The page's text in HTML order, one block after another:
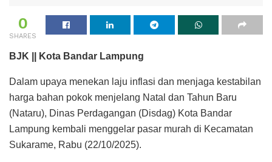
0
SHARES
BJK || Kota Bandar Lampung
Dalam upaya menekan laju inflasi dan menjaga kestabilan
harga bahan pokok menjelang Natal dan Tahun Baru
(Nataru), Dinas Perdagangan (Disdag) Kota Bandar
Lampung kembali menggelar pasar murah di Kecamatan
Sukarame, Rabu (22/10/2025).